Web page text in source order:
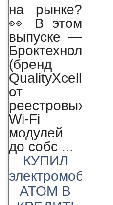
на рынке?
👀 В этом
выпуске —
Броктехнолоджи
(бренд
QualityXcellence):
от
реестровых
Wi-Fi
модулей
до собс ...
КУПИЛ
электромобиль
АТОМ В